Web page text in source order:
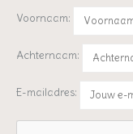
Voornaam:
Achternaam:
E-mailadres: